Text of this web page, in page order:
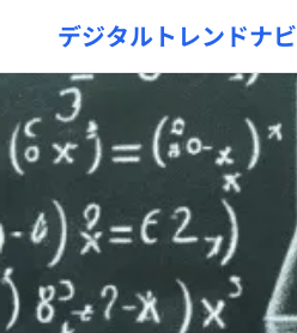
デジタルトレンドナビ